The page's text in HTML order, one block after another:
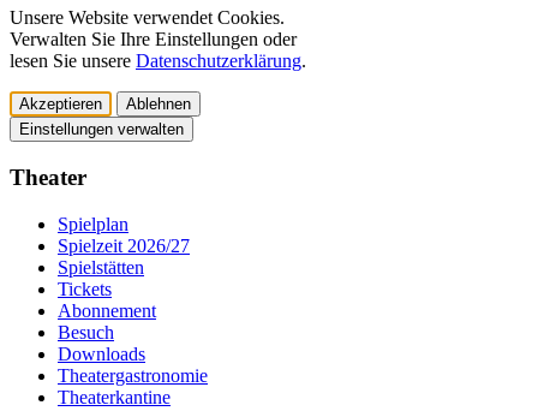
Unsere Website verwendet Cookies.
Verwalten Sie Ihre Einstellungen oder
lesen Sie unsere Datenschutzerklärung.
Akzeptieren
Ablehnen
Einstellungen verwalten
Theater
Spielplan
Spielzeit 2026/27
Spielstätten
Tickets
Abonnement
Besuch
Downloads
Theatergastronomie
Theaterkantine